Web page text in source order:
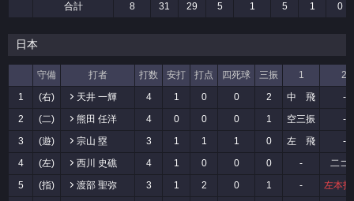
合計
8 31 29 5 1 5 1 0
日本
守備 打者 打数 安打 打点 四死球 三振 1
2
1
(右) 天井 一輝 4 1 0 0 2 中 飛
-
2
(二) 熊田 任洋 4 0 0 0 1 空三振
-
3
(遊) 宗山 塁 3 1 1 1 0 左 飛
-
4
(左) 西川 史礁 4 1 0 0 0 -
二ゴ
5
(指) 渡部 聖弥 3 1 2 0 1 -
左本